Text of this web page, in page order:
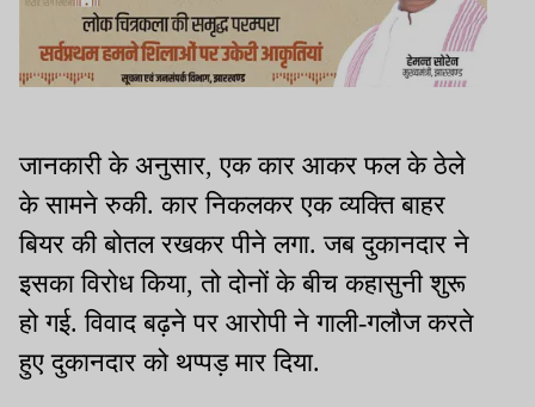
जानकारी के अनुसार, एक कार आकर फल के ठेले
के सामने रुकी. कार निकलकर एक व्यक्ति बाहर
बियर की बोतल रखकर पीने लगा. जब दुकानदार ने
इसका विरोध किया, तो दोनों के बीच कहासुनी शुरू
हो गई. विवाद बढ़ने पर आरोपी ने गाली-गलौज करते
हुए दुकानदार को थप्पड़ मार दिया.